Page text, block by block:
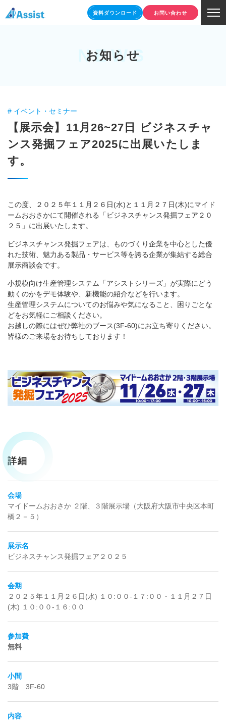
資料ダウンロード お問い合わせ
お知らせ
NEWS
# イベント・セミナー
【展示会】11月26~27日 ビジネスチャ
ンス発掘フェア2025に出展いたしま
す。
この度、２０２５年１１月２６日(水)と１１月２７日(木)にマイド
ームおおさかにて開催される「ビジネスチャンス発掘フェア２０
２５」に出展いたします。
ビジネスチャンス発掘フェアは、ものづくり企業を中心とした優
れた技術、魅力ある製品・サービス等を誇る企業が集結する総合
展示商談会です。
小規模向け生産管理システム「アシストシリーズ」が実際にどう
動くのかをデモ体験や、新機能の紹介などを行います。
生産管理システムについてのお悩みや気になること、困りごとな
どをお気軽にご相談ください。
お越しの際にはぜひ弊社のブース(3F-60)にお立ち寄りください。
皆様のご来場をお待ちしております！
詳細
会場
マイドームおおさか ２階、３階展示場（大阪府大阪市中央区本町
橋２－５）
展示名
ビジネスチャンス発掘フェア２０２５
会期
２０２５年１１月２６日(水) １０:００-１７:００・１１月２７日
(木) １０:００-１６:００
参加費
無料
小間
3階 3F-60
内容